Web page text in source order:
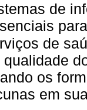
de
de
qualidade
os
em